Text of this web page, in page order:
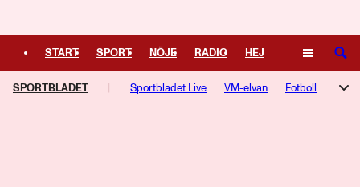
START SPORT NÖJE RADIO HEJ
PLUS TV KULTUR LEDARE
SÖK
SPORTBLADET Sportbladet Live VM-elvan Fotboll